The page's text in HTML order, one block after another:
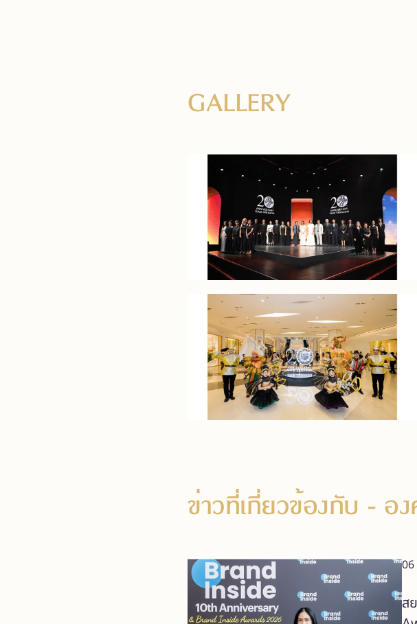
GALLERY
ข่าวที่เกี่ยวข้องกับ - อ
ส